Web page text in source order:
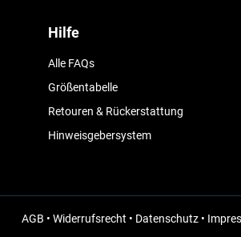
Hilfe
Alle FAQs
Größentabelle
Retouren & Rückerstattung
Hinweisgebersystem
AGB • Widerrufsrecht • Datenschutz•